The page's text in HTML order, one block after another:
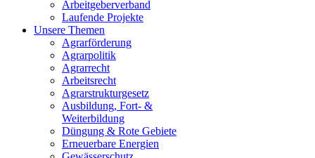
Arbeitgeberverband
Laufende Projekte
Unsere Themen
Agrarförderung
Agrarpolitik
Agrarrecht
Arbeitsrecht
Agrarstrukturgesetz
Ausbildung, Fort- &
Weiterbildung
Düngung & Rote Gebiete
Erneuerbare Energien